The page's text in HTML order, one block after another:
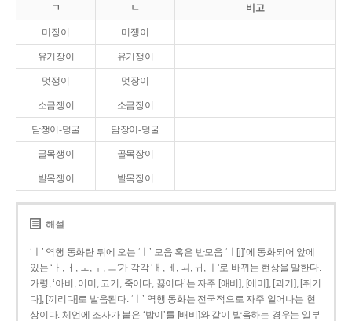
ㄱ ㄴ 비고
미장이 미쟁이
유기장이 유기쟁이
멋쟁이 멋장이
소금쟁이 소금장이
담쟁이-덩굴 담장이-덩굴
골목쟁이 골목장이
발목쟁이 발목장이
해설
‘ㅣ’ 역행 동화란 뒤에 오는 ‘ㅣ’ 모음 혹은 반모음 ‘ㅣ[j]’에 동화되어 앞에
있는 ‘ㅏ, ㅓ, ㅗ, ㅜ, ㅡ’가 각각 ‘ㅐ, ㅔ, ㅚ, ㅟ, ㅣ’로 바뀌는 현상을 말한다.
가령, ‘아비, 어미, 고기, 죽이다, 끓이다’는 자주 [애비], [에미], [괴기], [쥐기
다], [끼리다]로 발음된다. ‘ㅣ’ 역행 동화는 전국적으로 자주 일어나는 현
상이다. 체언에 조사가 붙은 ‘밥이’를 [배비]와 같이 발음하는 경우는 일부